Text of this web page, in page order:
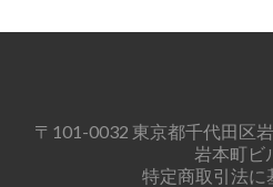
〒101-0032 東京都千代田区
岩本町ビ
特定商取引法に